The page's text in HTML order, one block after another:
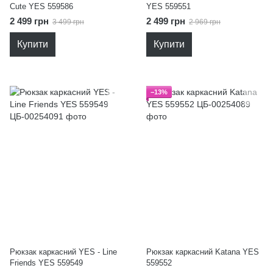
Cute YES 559586
2 499 грн 3 499 грн
Купити
YES 559551
2 499 грн 2 969 грн
Купити
Рюкзак каркасний YES - Line
Friends YES 559549
−13%
Рюкзак каркасний Katana YES
559552